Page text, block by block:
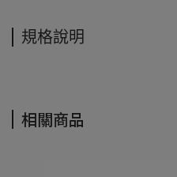
規格說明
相關商品